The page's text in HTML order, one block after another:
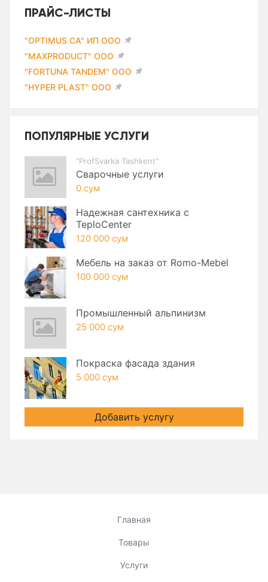
ПРАЙС-ЛИСТЫ
"OPTIMUS CA" ИП ООО
"MAXPRODUCT" ООО
"FORTUNA TANDEM" ООО
"HYPER PLAST" ООО
ПОПУЛЯРНЫЕ УСЛУГИ
"ProfSvarka Tashkent"
Сварочные услуги
0 сум
Надежная сантехника с
TeploCenter
120 000 сум
Мебель на заказ от Romo-Mebel
100 000 сум
Промышленный альпинизм
25 000 сум
Покраска фасада здания
5 000 сум
Добавить услугу
Главная
Товары
Услуги